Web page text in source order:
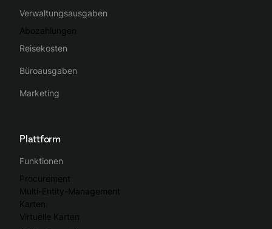
Verwaltungsausgaben
Abozahlungen
Reisekosten
Büroausgaben
Marketing
Plattform
Funktionen
Procurement
Multi-Entity-Management
Karten
Virtuelle Karten